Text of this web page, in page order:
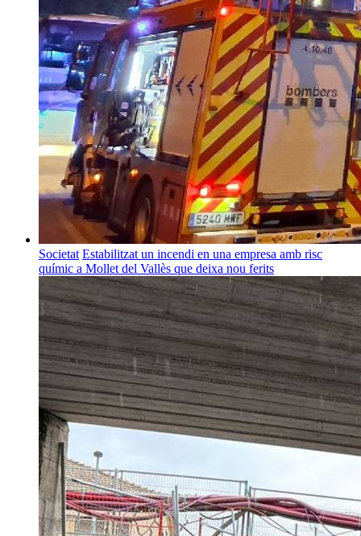
Societat Estabilitzat un incendi en una empresa amb risc
químic a Mollet del Vallès que deixa nou ferits